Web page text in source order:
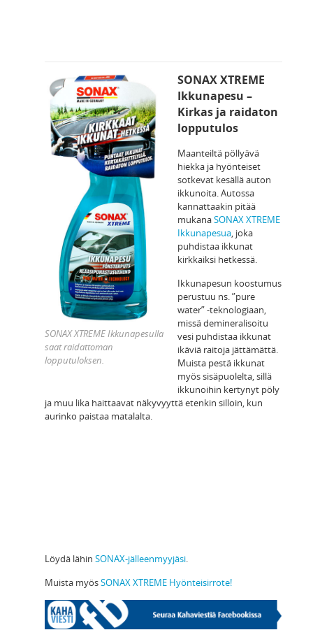
SONAX XTREME Ikkunapesulla
saat raidattoman
lopputuloksen.
SONAX XTREME
Ikkunapesu –
Kirkas ja raidaton
lopputulos
Maanteiltä pöllyävä
hiekka ja hyönteiset
sotkevat kesällä auton
ikkunoita. Autossa
kannattaakin pitää
mukanaSONAX XTREME
Ikkunapesua, joka
puhdistaa ikkunat
kirkkaiksi hetkessä.
Ikkunapesun koostumus
perustuu ns. ”pure
water” -teknologiaan,
missä demineralisoitu
vesi puhdistaa ikkunat
ikäviä raitoja jättämättä.
Muista pestä ikkunat
myös sisäpuolelta, sillä
ikkunoihin kertynyt pöly
ja muu lika haittaavat näkyvyyttä etenkin silloin, kun
aurinko paistaa matalalta.
Löydä lähin SONAX-jälleenmyyjäsi.
Muista myösSONAX XTREME Hyönteisirrote!